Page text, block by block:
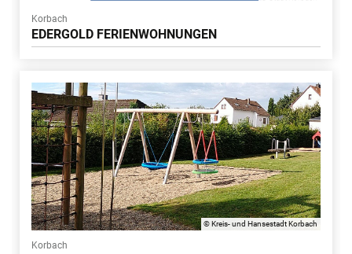
Korbach
EDERGOLD FERIENWOHNUNGEN
© Kreis- und Hansestadt Korbach
Korbach